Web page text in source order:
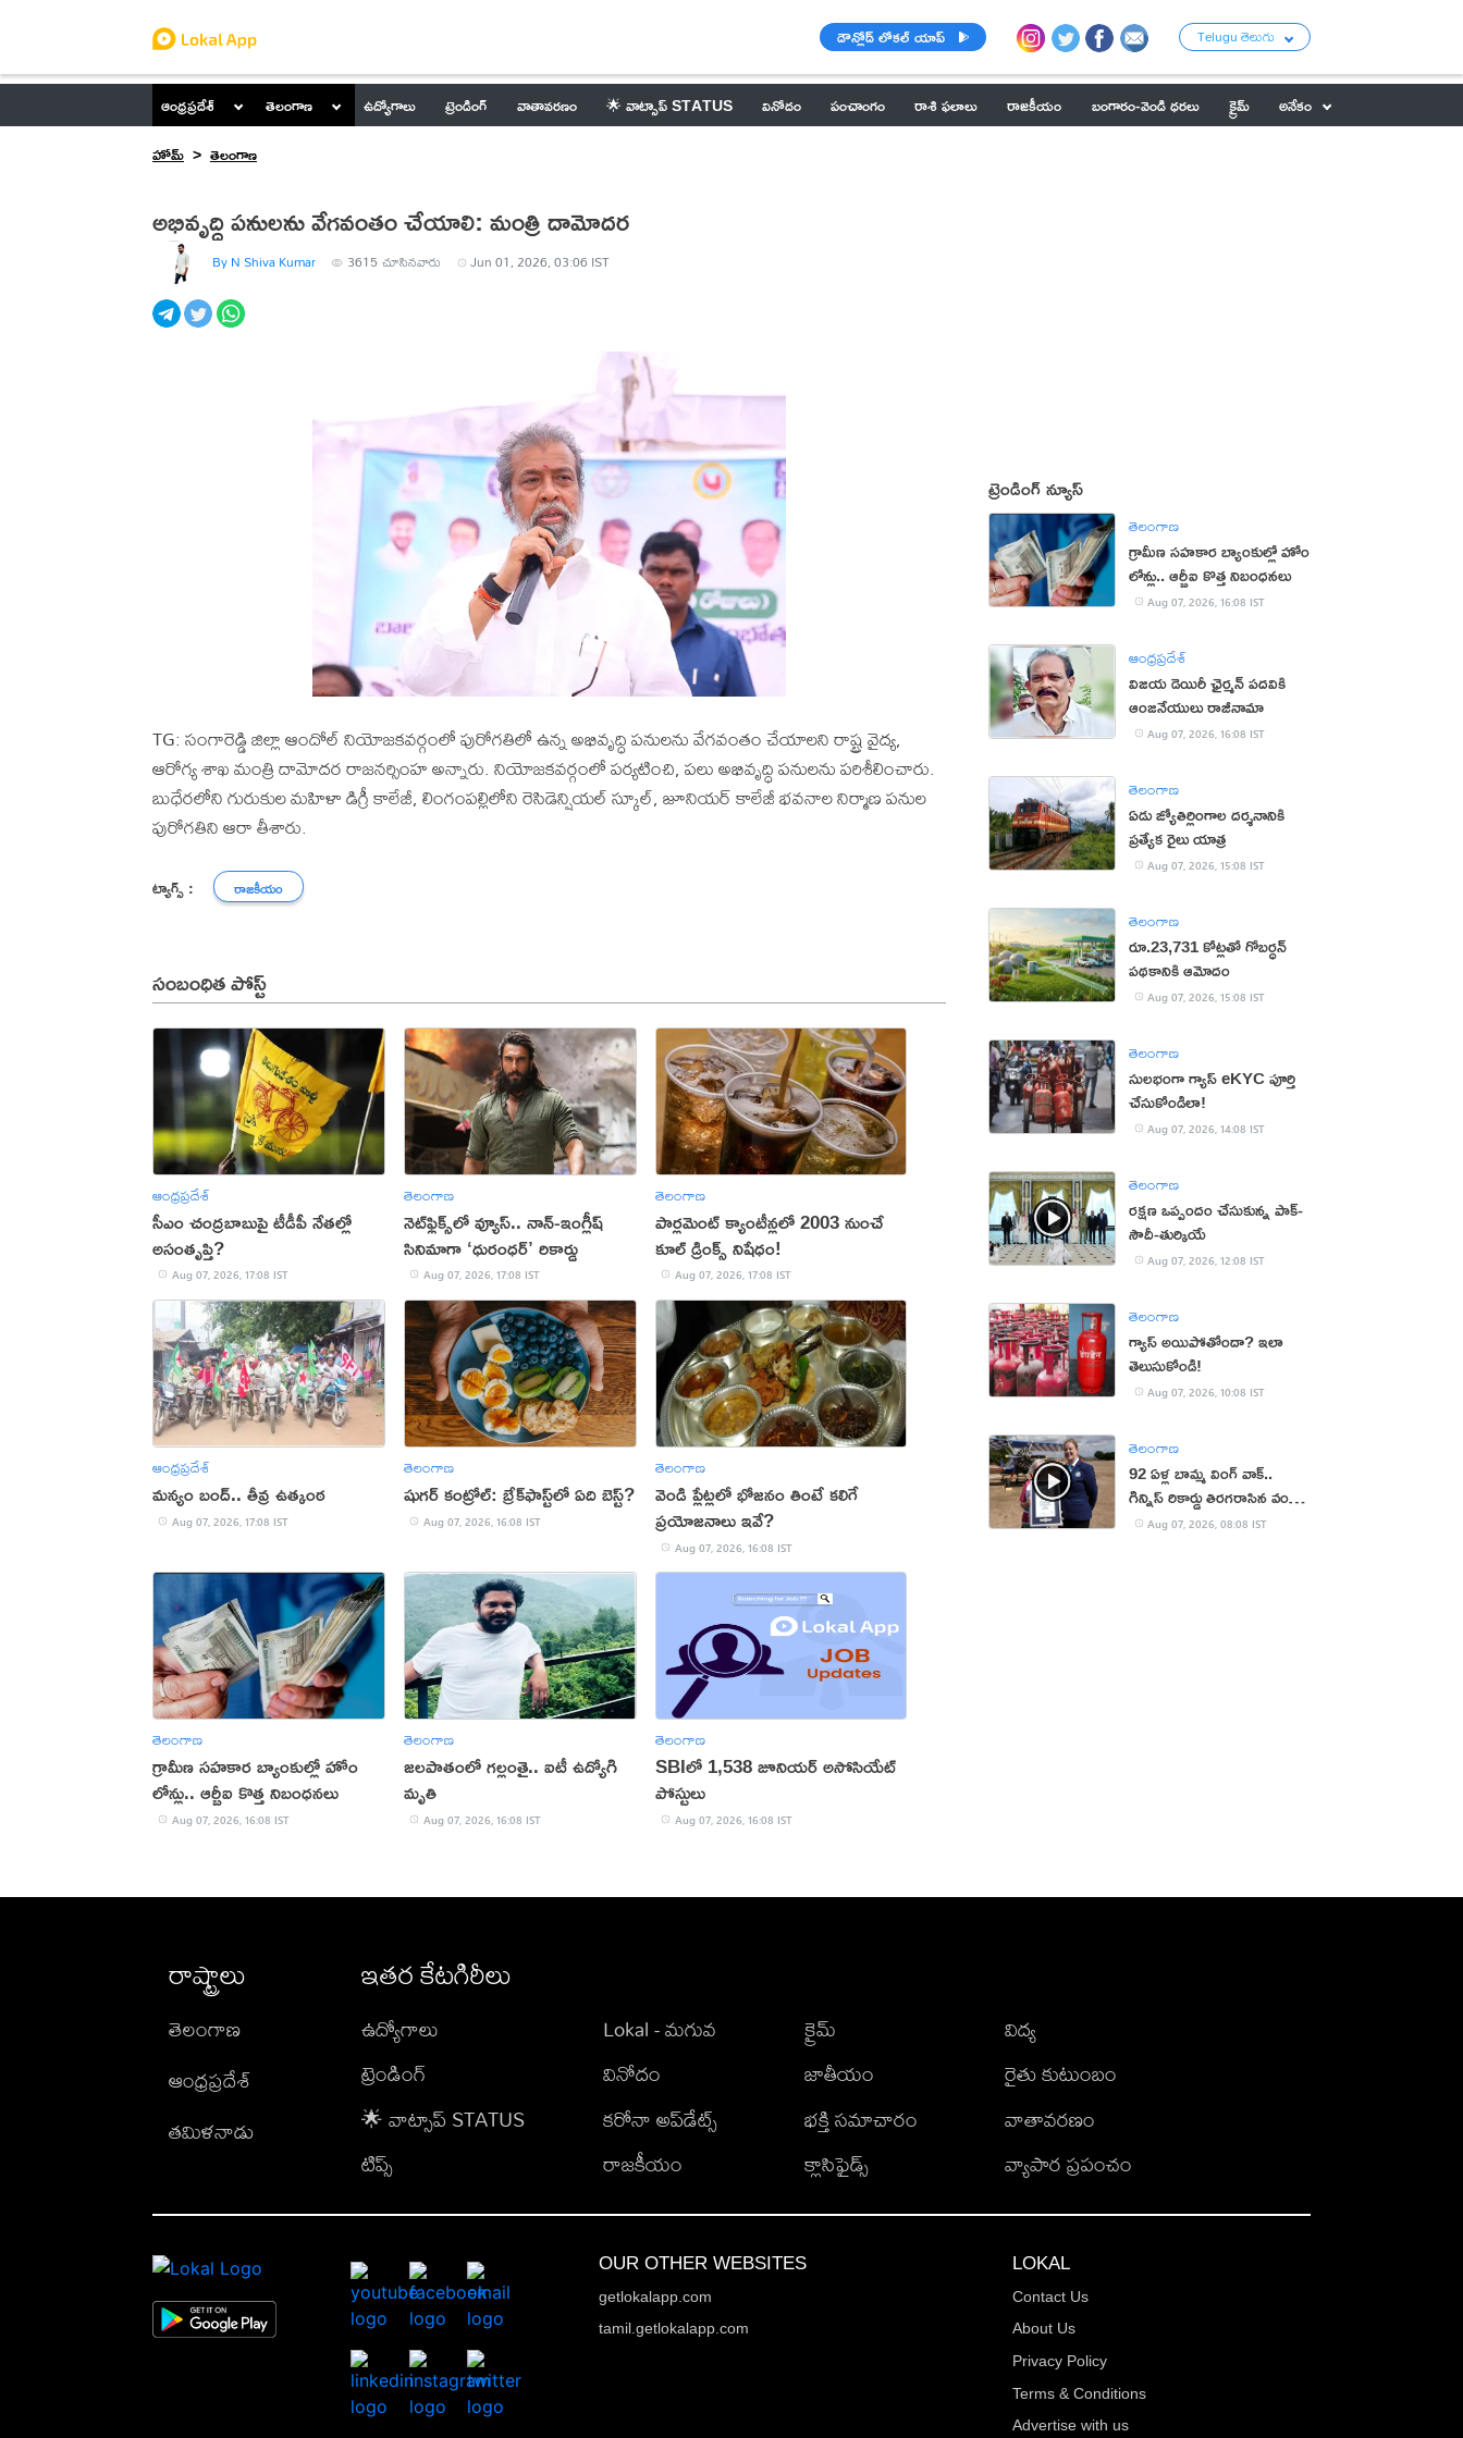
డౌన్లోడ్ లోకల్ యాప్ Telugu తెలుగు
ఆంధ్రప్రదేశ్ తెలంగాణ ఉద్యోగాలు ట్రెండింగ్ వాతావరణం 🌟 వాట్సాప్ STATUS వినోదం పంచాంగం రాశి ఫలాలు రాజకీయం బంగారం-వెండి ధరలు క్రైమ్
అనేకం
హోమ్
తెలంగాణ
అభివృద్ధి పనులను వేగవంతం చేయాలి: మంత్రి దామోదర
By N Shiva Kumar 3615 చూసినవారు Jun 01, 2026, 03:06 IST
TG: సంగారెడ్డి జిల్లా ఆందోల్ నియోజకవర్గంలో పురోగతిలో ఉన్న అభివృద్ధి పనులను వేగవంతం చేయాలని రాష్ట్ర వైద్య,
ఆరోగ్య శాఖ మంత్రి దామోదర రాజనర్సింహ అన్నారు. నియోజకవర్గంలో పర్యటించి, పలు అభివృద్ధి పనులను పరిశీలించారు.
బుధేరలోని గురుకుల మహిళా డిగ్రీ కాలేజీ, లింగంపల్లిలోని రెసిడెన్షియల్ స్కూల్, జూనియర్ కాలేజీ భవనాల నిర్మాణ పనుల
పురోగతిని ఆరా తీశారు.
ట్యాగ్స్ : రాజకీయం
సంబంధిత పోస్ట్
ఆంధ్రప్రదేశ్
సీఎం చంద్రబాబుపై టీడీపీ నేతల్లో
అసంతృప్తి?
Aug 07, 2026, 17:08 IST
తెలంగాణ
నెట్‌ఫ్లిక్స్‌లో వ్యూస్.. నాన్-ఇంగ్లీష్
సినిమాగా ‘ధురంధర్’ రికార్డు
Aug 07, 2026, 17:08 IST
తెలంగాణ
పార్లమెంట్ క్యాంటీన్లలో 2003 నుంచే
కూల్ డ్రింక్స్ నిషేధం!
Aug 07, 2026, 17:08 IST
ఆంధ్రప్రదేశ్
మన్యం బంద్.. తీవ్ర ఉత్కంఠ
Aug 07, 2026, 17:08 IST
తెలంగాణ
షుగర్ కంట్రోల్: బ్రేక్‌ఫాస్ట్‌లో ఏది బెస్ట్?
Aug 07, 2026, 16:08 IST
తెలంగాణ
వెండి ప్లేట్లలో భోజనం తింటే కలిగే
ప్రయోజనాలు ఇవే?
Aug 07, 2026, 16:08 IST
తెలంగాణ
గ్రామీణ సహకార బ్యాంకుల్లో హోం
లోన్లు.. ఆర్బీఐ కొత్త నిబంధనలు
Aug 07, 2026, 16:08 IST
తెలంగాణ
జలపాతంలో గల్లంతై.. ఐటీ ఉద్యోగి
మృతి
Aug 07, 2026, 16:08 IST
తెలంగాణ
SBIలో 1,538 జూనియర్ అసోసియేట్
పోస్టులు
Aug 07, 2026, 16:08 IST
ట్రెండింగ్ న్యూస్
తెలంగాణ
గ్రామీణ సహకార బ్యాంకుల్లో హోం
లోన్లు.. ఆర్బీఐ కొత్త నిబంధనలు
Aug 07, 2026, 16:08 IST
ఆంధ్రప్రదేశ్
విజయ డెయిరీ ఛైర్మన్ పదవికి
ఆంజనేయులు రాజీనామా
Aug 07, 2026, 16:08 IST
తెలంగాణ
ఏడు జ్యోతిర్లింగాల దర్శనానికి
ప్రత్యేక రైలు యాత్ర
Aug 07, 2026, 15:08 IST
తెలంగాణ
రూ.23,731 కోట్లతో గోబర్ధన్
పథకానికి ఆమోదం
Aug 07, 2026, 15:08 IST
తెలంగాణ
సులభంగా గ్యాస్ eKYC పూర్తి
చేసుకోండిలా!
Aug 07, 2026, 14:08 IST
తెలంగాణ
రక్షణ ఒప్పందం చేసుకున్న పాక్‌-
సౌదీ-తుర్కియే
Aug 07, 2026, 12:08 IST
తెలంగాణ
గ్యాస్ అయిపోతోందా? ఇలా
తెలుసుకోండి!
Aug 07, 2026, 10:08 IST
తెలంగాణ
92 ఏళ్ల బామ్మ వింగ్ వాక్..
గిన్నిస్ రికార్డు తిరగరాసిన వండర్
ఉమెన్Aug 07, 2026, 08:08 IST
రాష్ట్రాలు
తెలంగాణ
ఆంధ్రప్రదేశ్
తమిళనాడు
ఇతర కేటగిరీలు
ఉద్యోగాలు
ట్రెండింగ్
🌟 వాట్సాప్ STATUS
టిప్స్
Lokal - మగువ
వినోదం
కరోనా అప్‌డేట్స్
రాజకీయం
క్రైమ్
జాతీయం
భక్తి సమాచారం
క్లాసిఫైడ్స్
విద్య
రైతు కుటుంబం
వాతావరణం
వ్యాపార ప్రపంచం
OUR OTHER WEBSITES
getlokalapp.com
tamil.getlokalapp.com
LOKAL
Contact Us
About Us
Privacy Policy
Terms & Conditions
Advertise with us